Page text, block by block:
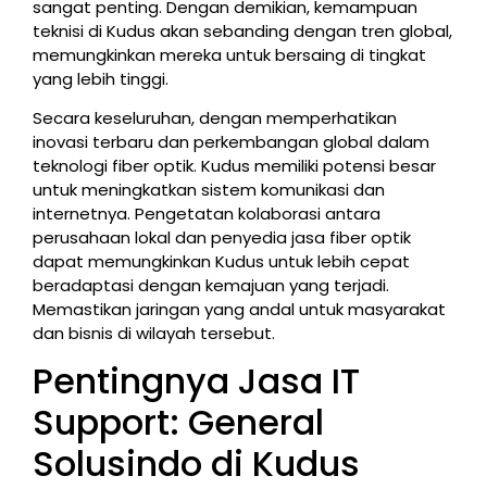
sangat penting. Dengan demikian, kemampuan
teknisi di Kudus akan sebanding dengan tren global,
memungkinkan mereka untuk bersaing di tingkat
yang lebih tinggi.
Secara keseluruhan, dengan memperhatikan
inovasi terbaru dan perkembangan global dalam
teknologi fiber optik. Kudus memiliki potensi besar
untuk meningkatkan sistem komunikasi dan
internetnya. Pengetatan kolaborasi antara
perusahaan lokal dan penyedia jasa fiber optik
dapat memungkinkan Kudus untuk lebih cepat
beradaptasi dengan kemajuan yang terjadi.
Memastikan jaringan yang andal untuk masyarakat
dan bisnis di wilayah tersebut.
Pentingnya Jasa IT
Support: General
Solusindo di Kudus